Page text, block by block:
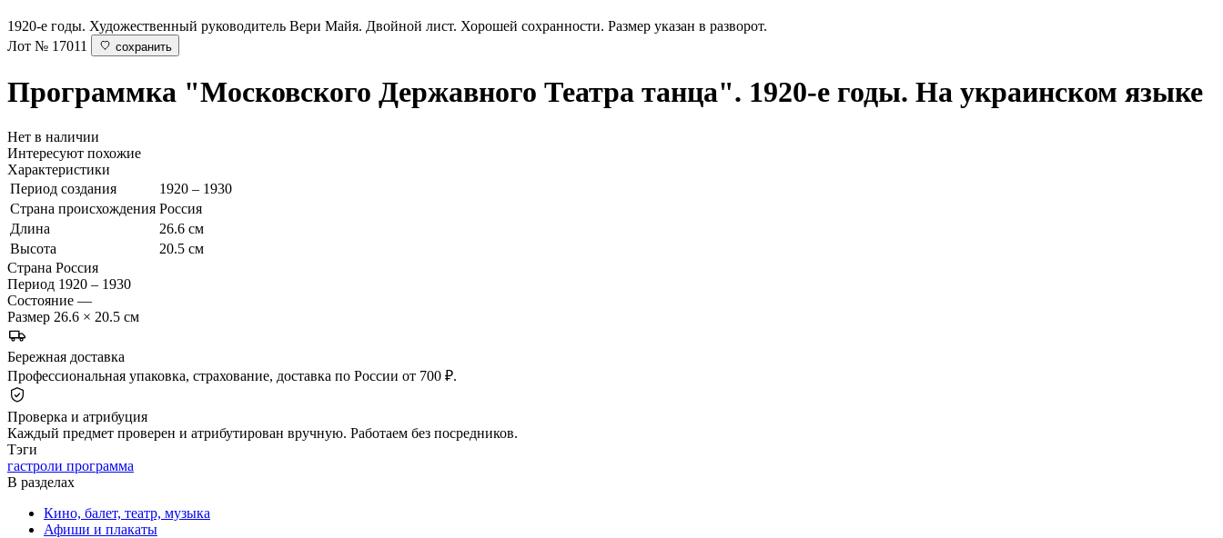
1920-е годы. Художественный руководитель Вери Майя. Двойной лист. Хорошей сохранности. Размер указан в разворот.
Лот № 17011
сохранить
Программка "Московского Державного Театра танца". 1920-е годы. На украинском языке
Нет в наличии
Интересуют похожие
Характеристики
Период создания
1920 – 1930
Страна происхождения Россия
Длина
26.6 см
Высота
20.5 см
Страна Россия
Период 1920 – 1930
Состояние —
Размер 26.6 × 20.5 см
Бережная доставка
Профессиональная упаковка, страхование, доставка по России от 700 ₽.
Проверка и атрибуция
Каждый предмет проверен и атрибутирован вручную. Работаем без посредников.
Тэги
гастроли программа
В разделах
Кино, балет, театр, музыка
Афиши и плакаты